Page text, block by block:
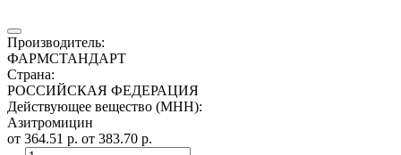
Производитель:
ФАРМСТАНДАРТ
Страна:
РОССИЙСКАЯ ФЕДЕРАЦИЯ
Действующее вещество (МНН):
Азитромицин
от 364.51 р. от 383.70 р.